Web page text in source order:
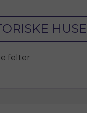
HUSE
felter